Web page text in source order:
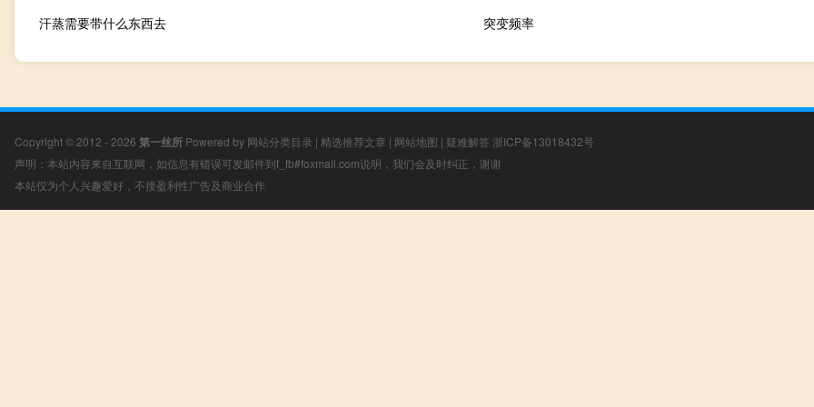
汗蒸需要带什么东西去
突变频率
Copyright © 2012 - 2026 第一丝所 Powered by 网站分类目录 | 精选推荐文章 | 网站地图 | 疑难解答 浙ICP备13018432号
声明：本站内容来自互联网，如信息有错误可发邮件到f_fb#foxmail.com说明，我们会及时纠正，谢谢
本站仅为个人兴趣爱好，不接盈利性广告及商业合作